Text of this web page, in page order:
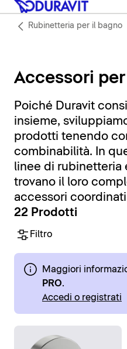
Rubinetteria per il bagno
Accessori
Poiché Duravit
insieme,
prodotti tenendo
combinabilità. In
linee di rubinetteria
trovano il loro
accessori
22 Prodotti
Filtro
Maggiori
PRO.
Accedi o registrati